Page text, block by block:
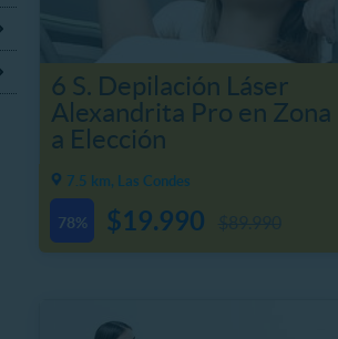
6 S. Depilación Láser
Alexandrita Pro en Zona
a Elección
7.5 km, Las Condes
78% $19.990